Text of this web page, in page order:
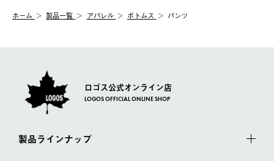
【配送業者】
佐川急便にて配送されます。
む）は受け付けておりません。
一度お手元の商品を返品いただき、ご希望商品を再注文してくだ
ホーム 製品一覧 アパレル ボトムス パンツ
ロゴス公式オンライン店
LOGOS OFFICIAL ONLINE SHOP
製品ラインナップ